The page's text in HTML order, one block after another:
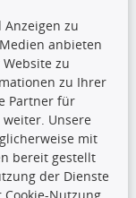
Daten,
Datenbank,
werden. Es ist zu
ohne
zu
Dritte ausführen
zu
anbieten
zu
zu Ihrer
Partner für
Unsere
mit
bereit gestellt
der Dienste